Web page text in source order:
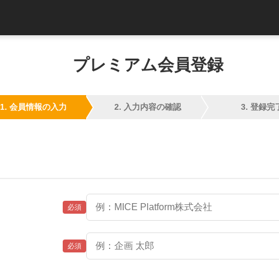
プレミアム会員登録
1. 会員情報の入力 2. 入力内容の確認 3. 登録完
必須
必須